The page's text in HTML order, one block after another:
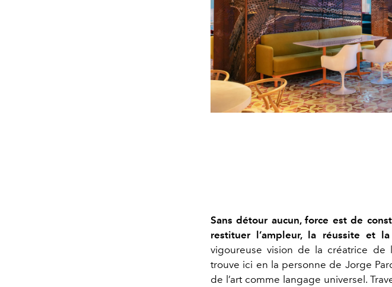
Sans détour aucun, force est de
restituer l’ampleur, la réussite et
vigoureuse vision de la créatrice de
trouve ici en la personne de Jorge
de l’art comme langage universel.